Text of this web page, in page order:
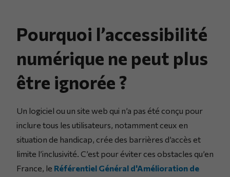
Pourquoi l’accessibilité
numérique ne peut plus
être ignorée ?
Un logiciel ou un site web qui n’a pas été conçu pour
inclure tous les utilisateurs, notamment ceux en
situation de handicap, crée des barrières d’accès et
limite l’inclusivité. C’est pour éviter ces obstacles qu’en
France, le Référentiel Général d'Amélioration de